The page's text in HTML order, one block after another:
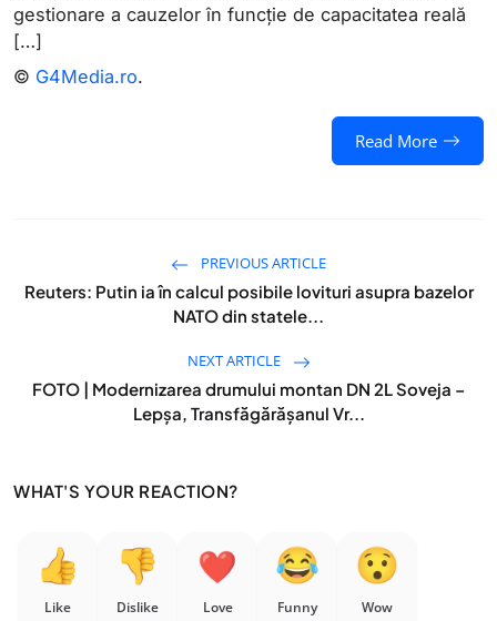
gestionare a cauzelor în funcţie de capacitatea reală
[…]
© G4Media.ro.
Read More
PREVIOUS ARTICLE
Reuters: Putin ia în calcul posibile lovituri asupra bazelor
NATO din statele...
NEXT ARTICLE
FOTO | Modernizarea drumului montan DN 2L Soveja –
Lepșa, Transfăgărășanul Vr...
WHAT'S YOUR REACTION?
Like Dislike Love Funny Wow